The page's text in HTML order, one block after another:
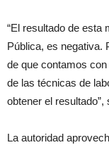
“El resultado de esta
Pública, es negativa.
de que contamos
de las técnicas de
obtener el
La autoridad